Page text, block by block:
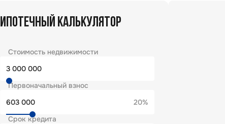
ИПОТЕЧНЫЙ КАЛЬКУЛЯТОР
Стоимость недвижимости
Первоначальный взнос
20%
Срок кредита